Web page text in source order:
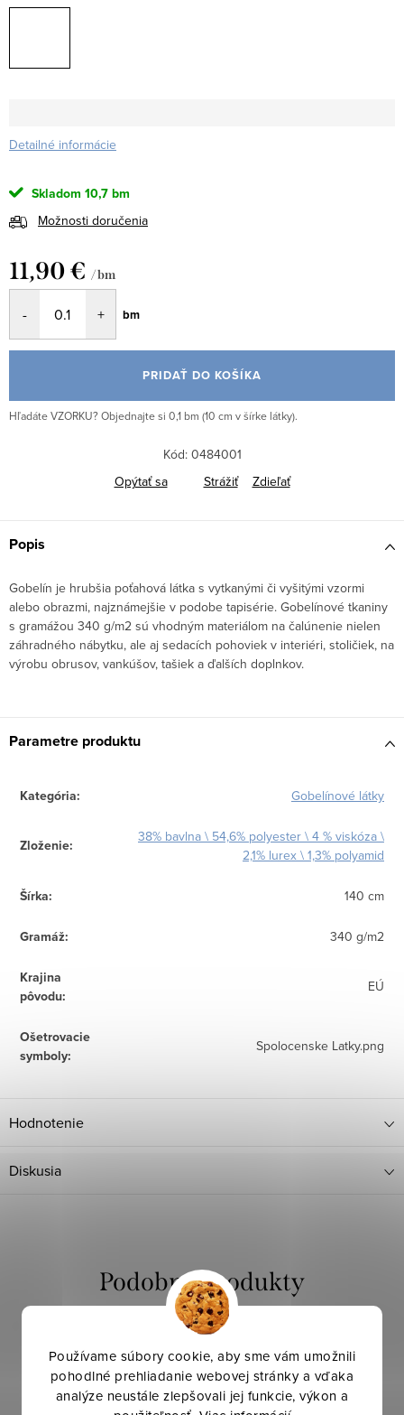
Používame súbory cookie, aby sme vám umožnili
pohodlné prehliadanie webovej stránky a vďaka
analýze neustále zlepšovali jej funkcie, výkon a
Detailné informácie
Skladom 10,7 bm
Možnosti doručenia
11,90 € / bm
cena:
bm
PRIDAŤ DO KOŠÍKA
Hľadáte VZORKU? Objednajte si 0,1 bm (10 cm v šírke látky).
Kód: 0484001
Opýtať sa
Strážiť Zdieľať
Popis
Gobelín je hrubšia poťahová látka s vytkanými či vyšitými vzormi
alebo obrazmi, najznámejšie v podobe tapisérie. Gobelínové tkaniny
s gramážou 340 g/m2 sú vhodným materiálom na čalúnenie nielen
záhradného nábytku, ale aj sedacích pohoviek v interiéri, stoličiek, na
výrobu obrusov, vankúšov, tašiek a ďalších doplnkov.
Parametre produktu
Kategória: Gobelínové látky
Zloženie:
38% bavlna \ 54,6% polyester \ 4 % viskóza \
2,1% lurex \ 1,3% polyamid
Šírka: 140 cm
Gramáž: 340 g/m2
Krajina
pôvodu:
EÚ
Ošetrovacie
symboly:
Spolocenske Latky.png
Hodnotenie
Diskusia